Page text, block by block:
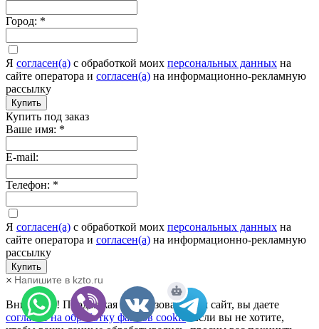
Город: *
Я согласен(а) c обработкой моих персональных данных на
сайте оператора и согласен(а) на информационно-рекламную
рассылку
Купить
Купить под заказ
Ваше имя: *
E-mail:
Телефон: *
Я согласен(а) c обработкой моих персональных данных на
сайте оператора и согласен(а) на информационно-рекламную
рассылку
Купить
Напишите в kzto.ru
×
Внимание! Продолжая использовать наш сайт, вы даете
согласие на обработку файлов cookie
. Если вы не хотите,